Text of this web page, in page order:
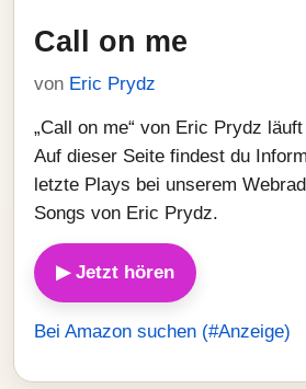
Call on me
von Eric Prydz
„Call on me“ von Eric Prydz
Auf dieser Seite findest du
letzte Plays bei unserem
Songs von Eric Prydz.
▶ Jetzt hören
Bei Amazon suchen (#Anzeige)